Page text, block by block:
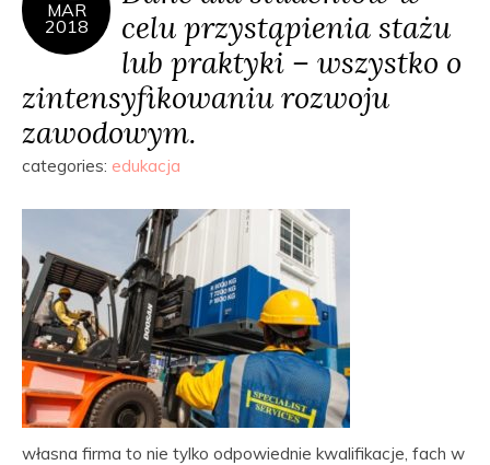
MAR
2018
celu przystąpienia stażu
lub praktyki – wszystko o
zintensyfikowaniu rozwoju
zawodowym.
categories: edukacja
własna firma to nie tylko odpowiednie kwalifikacje, fach w